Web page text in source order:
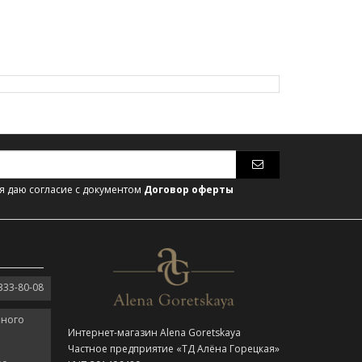
согласие с документом Договор оферты
80-08
Интернет-магазин Alena Goretskaya
Частное предприятие «ТД Алёна Горецкая»